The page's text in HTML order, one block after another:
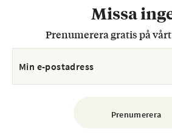
Missa
Prenumerera gratis på